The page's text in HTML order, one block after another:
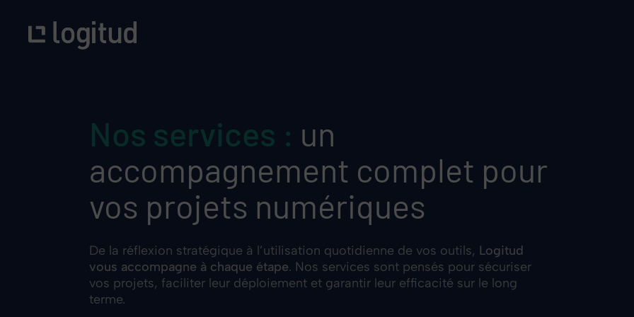
Nos services : un
accompagnement complet pour
vos projets numériques
De la réflexion stratégique à l’utilisation quotidienne de vos outils, Logitud
vous accompagne à chaque étape. Nos services sont pensés pour sécuriser
vos projets, faciliter leur déploiement et garantir leur efficacité sur le long
terme.